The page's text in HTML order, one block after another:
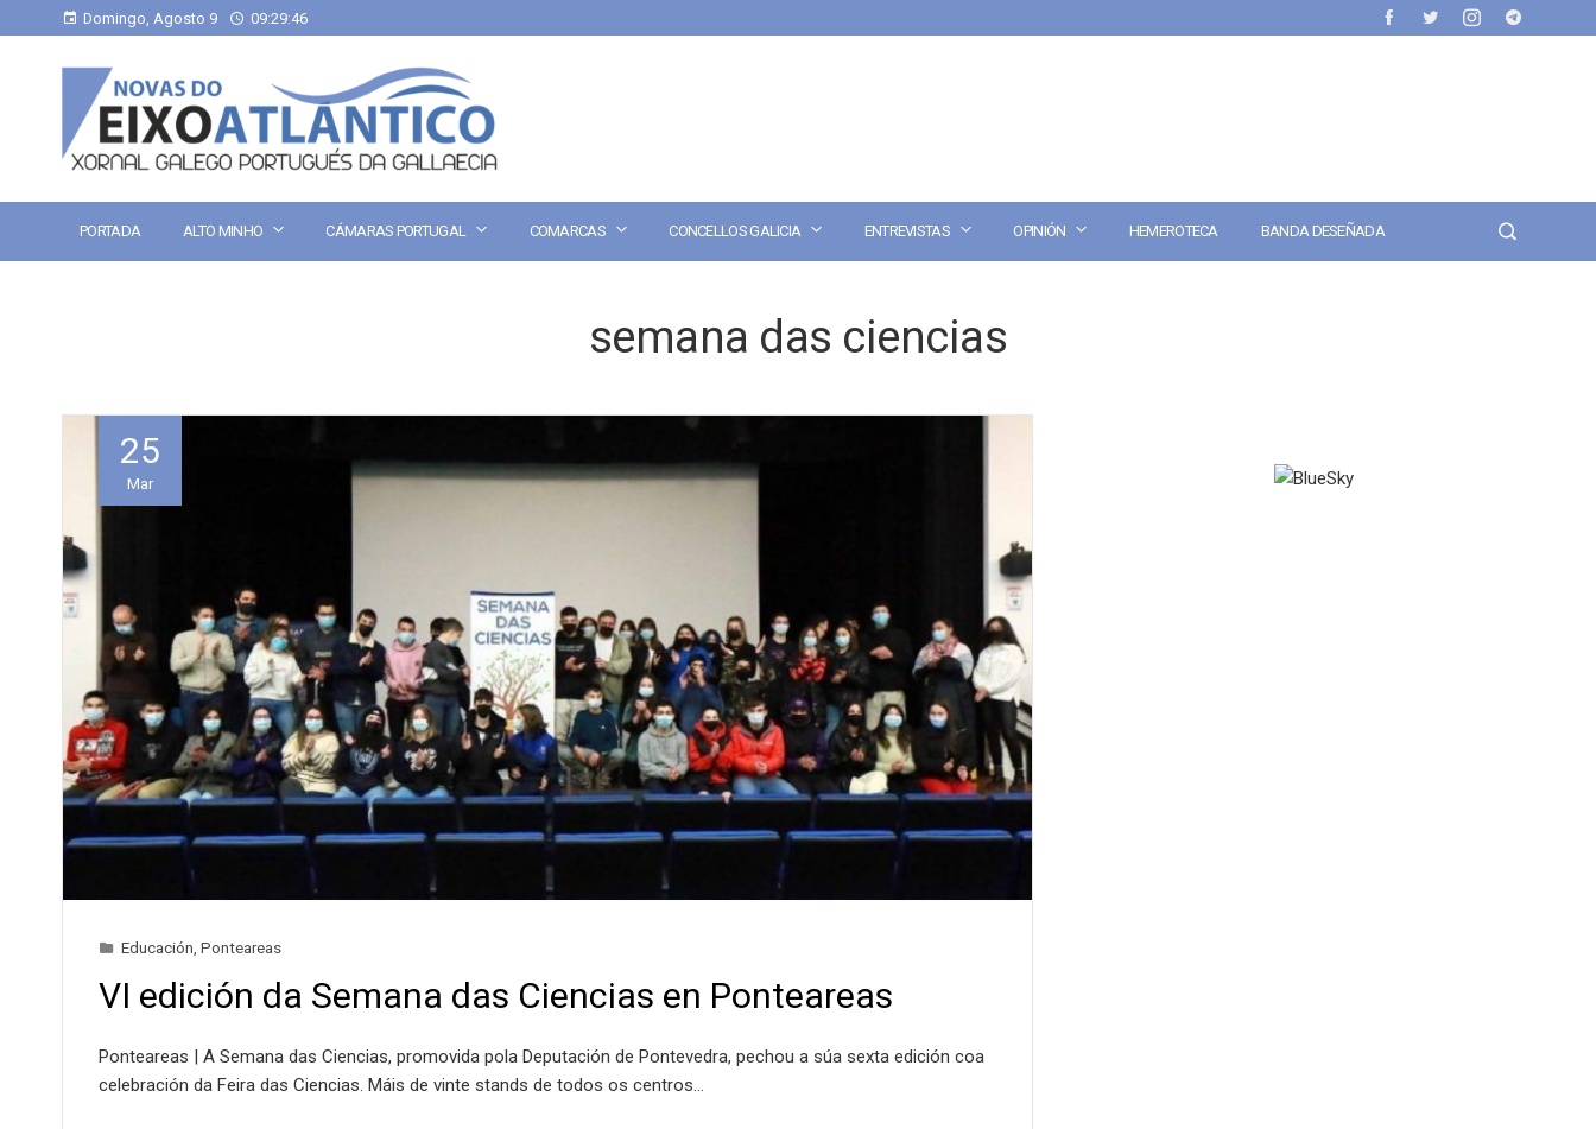
Domingo, Agosto 9 09:29:47
PORTADA ALTO MINHO CÁMARAS PORTUGAL COMARCAS CONCELLOS GALICIA ENTREVISTAS OPINIÓN HEMEROTECA BANDA DESEÑADA
semana das ciencias
25
Mar
Educación Ponteareas
VI edición da Semana das Ciencias en Ponteareas
Ponteareas | A Semana das Ciencias, promovida pola Deputación de Pontevedra, pechou a súa sexta edición coa
celebración da Feira das Ciencias. Máis de vinte stands de todos os centros…